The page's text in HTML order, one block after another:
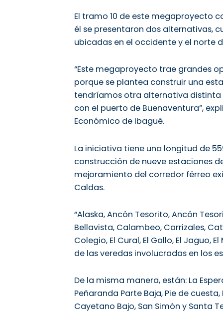
El tramo 10 de este megaproyecto
él se presentaron dos alternativas,
ubicadas en el occidente y el norte
“Este megaproyecto trae grandes
porque se plantea construir una
tendríamos otra alternativa
con el puerto de Buenaventura”,
Económico de Ibagué.
La iniciativa tiene una longitud de
construcción de nueve estaciones
mejoramiento del corredor férreo
Caldas.
“Alaska, Ancón Tesorito, Ancón
Bellavista, Calambeo, Carrizales,
Colegio, El Cural, El Gallo, El Jaguo,
de las veredas involucradas en los
De la misma manera, están: La
Peñaranda Parte Baja, Pie de
Cayetano Bajo, San Simón y Santa